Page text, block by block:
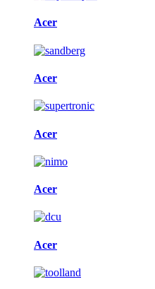
Acer
Acer
Acer
Acer
Acer